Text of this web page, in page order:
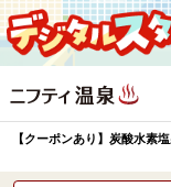
【クーポンあり】炭酸水素